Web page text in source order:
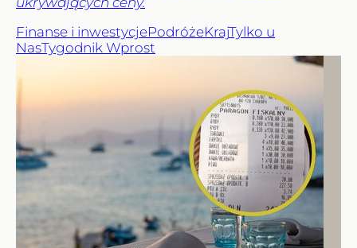
Finanse i inwestycjePodróżeKrajTylko u
NasTygodnik Wprost